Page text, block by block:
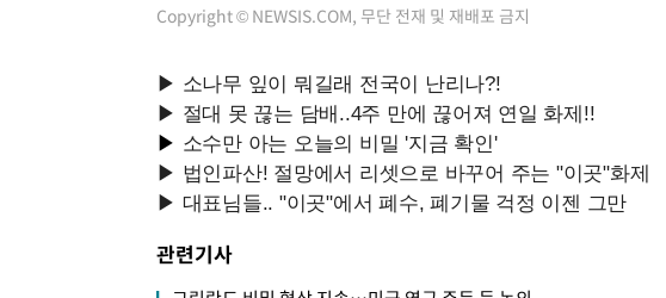
Copyright © NEWSIS.COM, 무단 전재 및 재배포 금지
관련기사